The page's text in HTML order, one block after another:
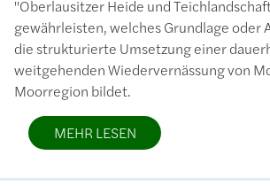
"Oberlausitzer Heide und
gewährleisten, welches Grundlage oder
die strukturierte Umsetzung einer
weitgehenden Wiedervernässung von
Moorregion bildet.
MEHR LESEN